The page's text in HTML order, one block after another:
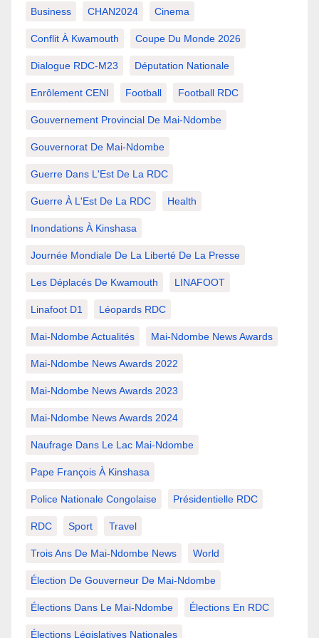
Business CHAN2024 Cinema
Conflit À Kwamouth Coupe Du Monde 2026
Dialogue RDC-M23 Députation Nationale
Enrôlement CENI Football Football RDC
Gouvernement Provincial De Mai-Ndombe
Gouvernorat De Mai-Ndombe
Guerre Dans L'Est De La RDC
Guerre À L'Est De La RDC Health
Inondations À Kinshasa
Journée Mondiale De La Liberté De La Presse
Les Déplacés De Kwamouth LINAFOOT
Linafoot D1 Léopards RDC
Mai-Ndombe Actualités Mai-Ndombe News Awards
Mai-Ndombe News Awards 2022
Mai-Ndombe News Awards 2023
Mai-Ndombe News Awards 2024
Naufrage Dans Le Lac Mai-Ndombe
Pape François À Kinshasa
Police Nationale Congolaise Présidentielle RDC
RDC Sport Travel
Trois Ans De Mai-Ndombe News World
Élection De Gouverneur De Mai-Ndombe
Élections Dans Le Mai-Ndombe Élections En RDC
Élections Législatives Nationales